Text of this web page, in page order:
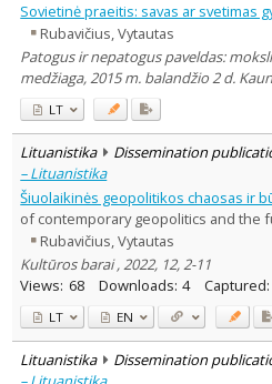
Sovietinė praeitis: savas ar svetimas
Rubavičius, Vytautas
Patogus ir nepatogus paveldas:
medžiaga, 2015 m. balandžio 2 d.
LT
Lituanistika Dissemination
– Lituanistika
Šiuolaikinės geopolitikos chaosas ir
of contemporary geopolitics and the
Rubavičius, Vytautas
Kultūros barai , 2022, 12, 2-11
Views: 68 Downloads: 4 Captured:
LT EN
Lituanistika Dissemination